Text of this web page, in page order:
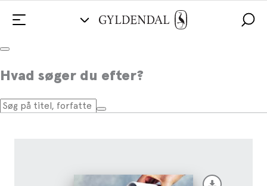
Hvad søger du efter?
Grøn hverdagsmad